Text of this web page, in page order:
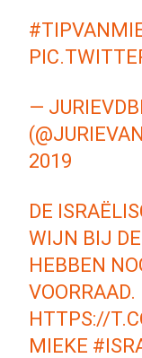
—
2019
DE
WIJN BIJ DE
HEBBEN
VOORRAAD.
HTTPS://
MIEKE